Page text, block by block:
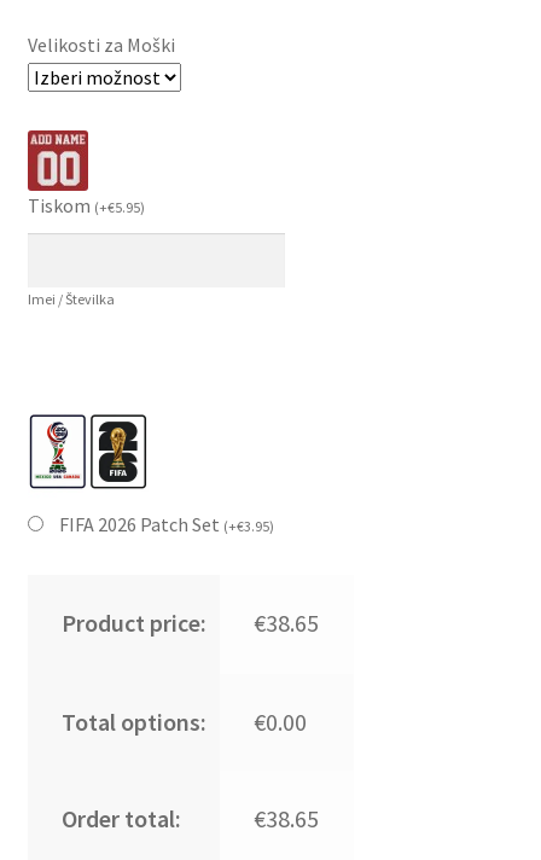
Velikosti za Moški
Tiskom (+€5.95)
Imei / Številka
FIFA 2026 Patch Set (+€3.95)
Product price: €38.65
Total options: €0.00
Order total: €38.65